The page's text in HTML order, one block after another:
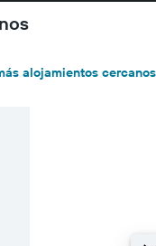
alojamientos cercanos